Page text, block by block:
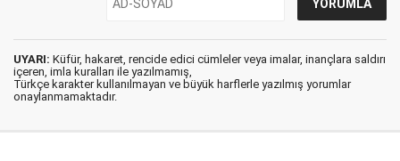
UYARI: Küfür, hakaret, rencide edici cümleler veya imalar, inançlara saldırı
içeren, imla kuralları ile yazılmamış,
Türkçe karakter kullanılmayan ve büyük harflerle yazılmış yorumlar
onaylanmamaktadır.